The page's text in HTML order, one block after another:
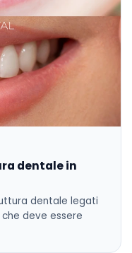
dentale in
dentale legati
deve essere